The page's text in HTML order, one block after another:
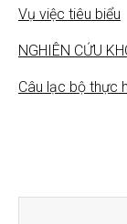
Vụ việc tiêu biểu
NGHIÊN CỨU
Câu lạc bộ thực